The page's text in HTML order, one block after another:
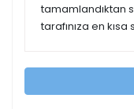
tamamlandıktan
tarafınıza en